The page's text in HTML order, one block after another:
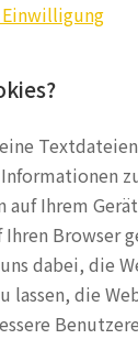
auf Ihrem
Browser
dabei, die
lassen, die